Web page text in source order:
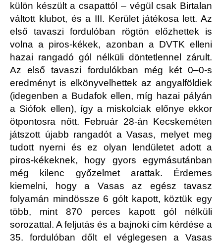
külön készült a csapattól – végül csak Birtalan
váltott klubot, és a III. Kerület játékosa lett. Az
első tavaszi fordulóban rögtön előzhettek is
volna a piros-kékek, azonban a DVTK elleni
hazai rangadó gól nélküli döntetlennel zárult.
Az első tavaszi fordulókban még két 0–0-s
eredményt is elkönyvelhettek az angyalföldiek
(idegenben a Budafok ellen, míg hazai pályán
a Siófok ellen), így a miskolciak előnye ekkor
ötpontosra nőtt. Február 28-án Kecskeméten
játszott újabb rangadót a Vasas, melyet meg
tudott nyerni és ez olyan lendületet adott a
piros-kékeknek, hogy gyors egymásutánban
még kilenc győzelmet arattak. Érdemes
kiemelni, hogy a Vasas az egész tavasz
folyamán mindössze 6 gólt kapott, köztük egy
több, mint 870 perces kapott gól nélküli
sorozattal. A feljutás és a bajnoki cím kérdése a
35. fordulóban dőlt el véglegesen a Vasas